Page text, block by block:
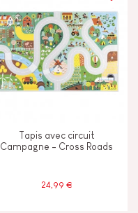
Tapis avec circuit
Campagne - Cross Roads
24,99 €